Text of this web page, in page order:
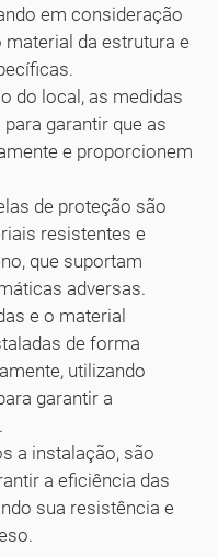
em consideração
material da estrutura e
do local, as medidas
garantir que as
e proporcionem
de proteção são
resistentes e
que suportam
adversas.
e o material
de forma
utilizando
garantir a
a instalação, são
a eficiência das
sua resistência e